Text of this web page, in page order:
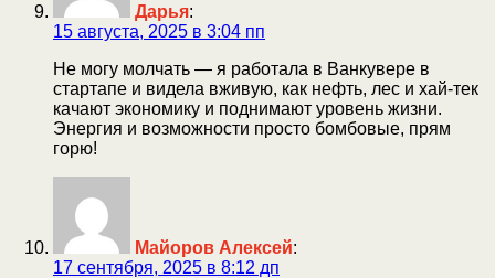
Дарья:
15 августа, 2025 в 3:04 пп
Не могу молчать — я работала в Ванкувере в
стартапе и видела вживую, как нефть, лес и хай-тек
качают экономику и поднимают уровень жизни.
Энергия и возможности просто бомбовые, прям
горю!
Майоров Алексей:
17 сентября, 2025 в 8:12 дп